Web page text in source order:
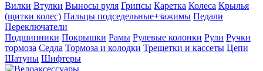
Вилки Втулки Выносы руля Грипсы Каретка Колеса Крылья
(щитки колес) Пальцы подседельные+зажимы Педали
Переключатели
Подшипники Покрышки Рамы Рулевые колонки Рули Ручки
тормоза Седла Тормоза и колодки Трещетки и кассеты Цепи
Шатуны Шифтеры